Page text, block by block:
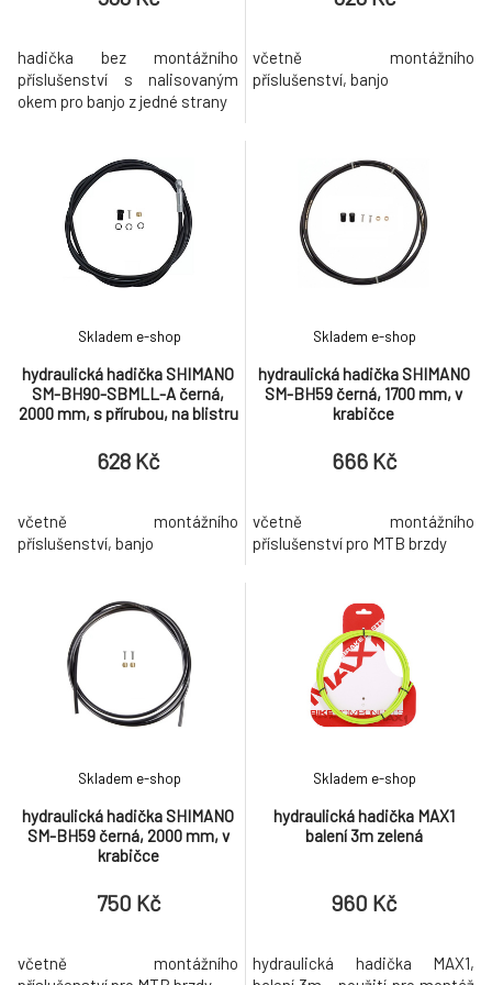
hadička bez montážního
příslušenství s nalisovaným
okem pro banjo z jedné strany
včetně montážního
příslušenství, banjo
hydraulická hadička SHIMANO
SM-BH90-SBMLL-A černá,
2000 mm, s přírubou, na blistru
Skladem e-shop
628 Kč
včetně montážního
příslušenství, banjo
hydraulická hadička SHIMANO
SM-BH59 černá, 1700 mm, v
krabičce
Skladem e-shop
666 Kč
včetně montážního
příslušenství pro MTB brzdy
hydraulická hadička SHIMANO
SM-BH59 černá, 2000 mm, v
krabičce
Skladem e-shop
750 Kč
včetně montážního
hydraulická hadička MAX1
balení 3m zelená
Skladem e-shop
960 Kč
hydraulická hadička MAX1,